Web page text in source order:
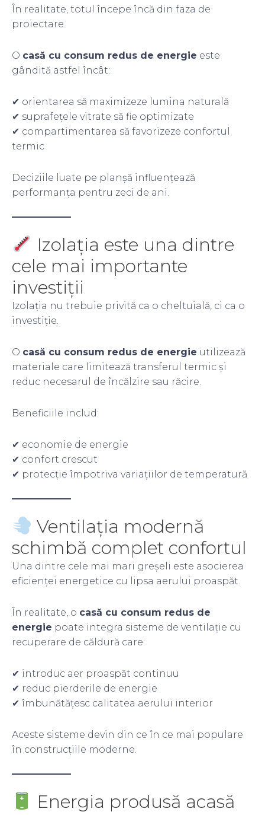
În realitate, totul începe încă din faza de
proiectare.
O casă cu consum redus de energie este
gândită astfel încât:
✔ orientarea să maximizeze lumina naturală
✔ suprafețele vitrate să fie optimizate
✔ compartimentarea să favorizeze confortul
termic
Deciziile luate pe planșă influențează
performanța pentru zeci de ani.
Izolația este una dintre
cele mai importante
investiții
Izolația nu trebuie privită ca o cheltuială, ci ca o
investiție.
O casă cu consum redus de energie utilizează
materiale care limitează transferul termic și
reduc necesarul de încălzire sau răcire.
Beneficiile includ:
✔ economie de energie
✔ confort crescut
✔ protecție împotriva variațiilor de temperatură
Ventilația modernă
schimbă complet confortul
Una dintre cele mai mari greșeli este asocierea
eficienței energetice cu lipsa aerului proaspăt.
În realitate, o casă cu consum redus de
energie poate integra sisteme de ventilație cu
recuperare de căldură care:
✔ introduc aer proaspăt continuu
✔ reduc pierderile de energie
✔ îmbunătățesc calitatea aerului interior
Aceste sisteme devin din ce în ce mai populare
în construcțiile moderne.
Energia produsă acasă